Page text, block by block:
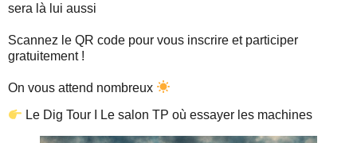
sera là lui aussi
Scannez le QR code pour vous inscrire et participer
gratuitement !
On vous attend nombreux
Le Dig Tour I Le salon TP où essayer les machines